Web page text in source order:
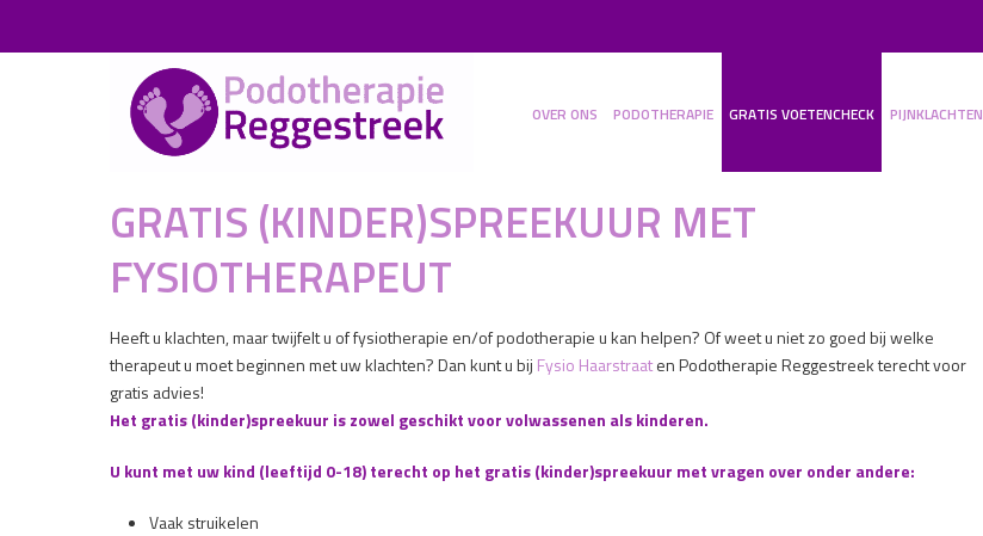
OVER ONS PODOTHERAPIE GRATIS VOETENCHECK PIJNKLACHTEN
GRATIS (KINDER)SPREEKUUR MET
FYSIOTHERAPEUT
Heeft u klachten, maar twijfelt u of fysiotherapie en/of podotherapie u kan helpen? Of weet u niet zo goed bij welke
therapeut u moet beginnen met uw klachten? Dan kunt u bij Fysio Haarstraaten Podotherapie Reggestreek terecht voor
gratis advies!
Het gratis (kinder)spreekuur is zowel geschikt voor volwassenen als kinderen.
U kunt met uw kind (leeftijd 0-18) terecht op het gratis (kinder)spreekuur met vragen over onder andere:
Vaak struikelen